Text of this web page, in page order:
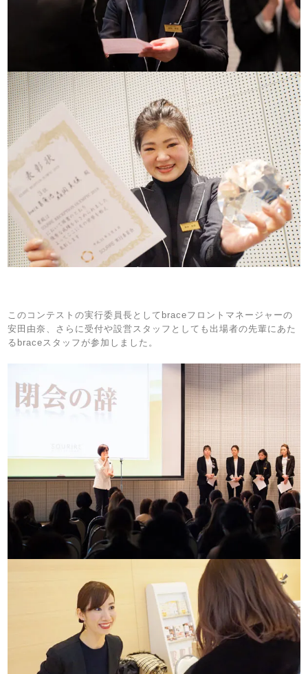
このコンテストの実行委員長としてbraceフロントマネージャーの
安田由奈、さらに受付や設営スタッフとしても出場者の先輩にあた
るbraceスタッフが参加しました。